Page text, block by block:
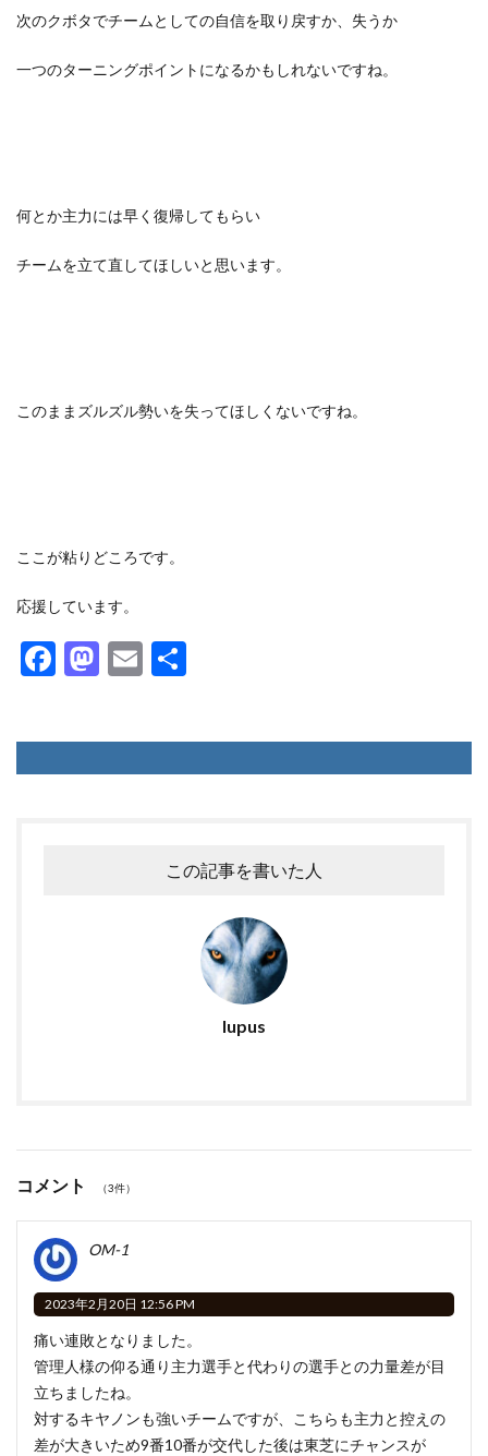
次のクボタでチームとしての自信を取り戻すか、失うか
一つのターニングポイントになるかもしれないですね。
何とか主力には早く復帰してもらい
チームを立て直してほしいと思います。
このままズルズル勢いを失ってほしくないですね。
ここが粘りどころです。
応援しています。
F
b
M
d
E
l
この記事を書いた人
lupus
コメント （3件）
OM-1
2023年2月20日 12:56 PM
痛い連敗となりました。
管理人様の仰る通り主力選手と代わりの選手との力量差が目
立ちましたね。
対するキヤノンも強いチームですが、こちらも主力と控えの
差が大きいため9番10番が交代した後は東芝にチャンスが